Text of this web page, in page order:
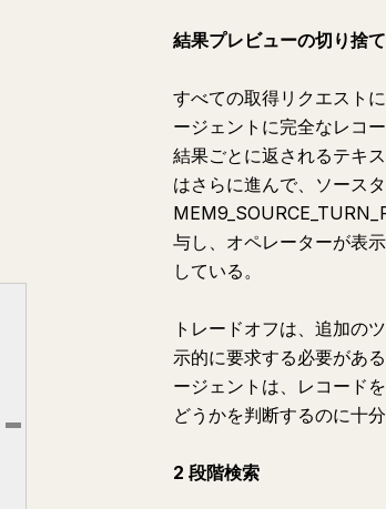
再近接性重み付けと永続キュー
結果プレビューの切り捨て
すべての取得リクエスト
ージェントに完全なレコ
結果ごとに返されるテキ
はさらに進んで、ソース
与し、オペレーターが表
している。
トレードオフは、追加の
示的に要求する必要があ
ージェントは、レコード
どうかを判断するのに十
2 段階検索